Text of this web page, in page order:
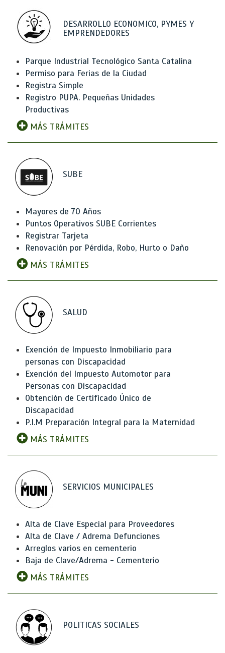
DESARROLLO ECONOMICO, PYMES Y
EMPRENDEDORES
Parque Industrial Tecnológico Santa Catalina
Permiso para Ferias de la Ciudad
Registra Simple
Registro PUPA. Pequeñas Unidades
Productivas
MÁS TRÁMITES
SUBE
Mayores de 70 Años
Puntos Operativos SUBE Corrientes
Registrar Tarjeta
Renovación por Pérdida, Robo, Hurto o Daño
MÁS TRÁMITES
SALUD
Exención de Impuesto Inmobiliario para
personas con Discapacidad
Exención del Impuesto Automotor para
Personas con Discapacidad
Obtención de Certificado Único de
Discapacidad
P.I.M Preparación Integral para la Maternidad
MÁS TRÁMITES
SERVICIOS MUNICIPALES
Alta de Clave Especial para Proveedores
Alta de Clave / Adrema Defunciones
Arreglos varios en cementerio
Baja de Clave/Adrema - Cementerio
MÁS TRÁMITES
POLITICAS SOCIALES